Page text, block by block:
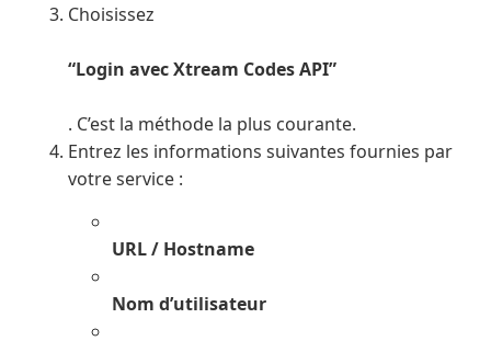
Choisissez
“Login avec Xtream Codes API”
. C’est la méthode la plus courante.
Entrez les informations suivantes fournies par
votre service :
URL / Hostname
Nom d’utilisateur